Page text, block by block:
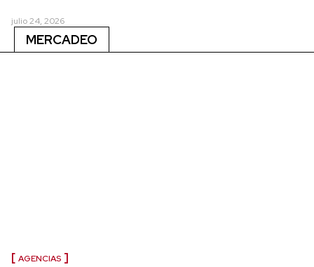
julio 24, 2026
MERCADEO
AGENCIAS